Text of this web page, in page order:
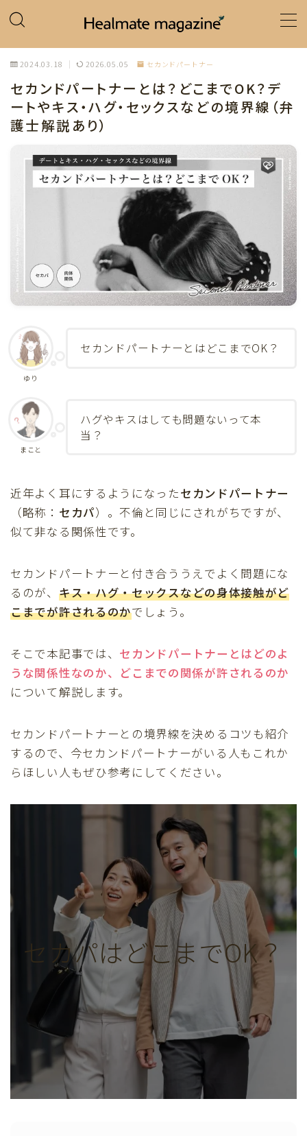
MENU
ホーム
カテゴリー
2024.03.18 2026.05.05 セカンドパートナー
セカンドパートナーとは？どこまでOK？デ
ートやキス・ハグ・セックスなどの境界線（弁
護士解説あり）
ゆり
セカンドパートナーとはどこまでOK？
まこと
ハグやキスはしても問題ないって本
当？
近年よく耳にするようになったセカンドパートナー
（略称： セカパ）。不倫と同じにされがちですが、
似て非なる関係性です。
セカンドパートナーと付き合ううえでよく問題にな
るのが、 キス・ハグ・セックスなどの身体接触がど
こまでが許されるのかでしょう。
そこで本記事では、 セカンドパートナーとはどのよ
うな関係性なのか、どこまでの関係が許されるのか
について解説します。
セカンドパートナーとの境界線を決めるコツも紹介
するので、今セカンドパートナーがいる人もこれか
らほしい人もぜひ参考にしてください。
セカパはどこまでOK？